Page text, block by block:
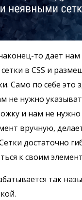
то дает
в CSS и
Само по себе это
не нужно
и нам не
вручную,
достаточно
к своим
так